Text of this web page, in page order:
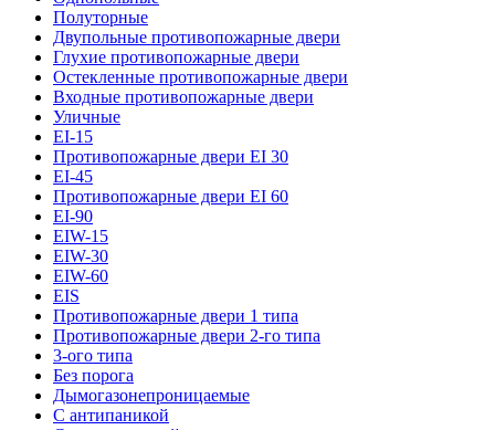
Полуторные
Двупольные противопожарные двери
Глухие противопожарные двери
Остекленные противопожарные двери
Входные противопожарные двери
Уличные
EI-15
Противопожарные двери EI 30
EI-45
Противопожарные двери EI 60
EI-90
EIW-15
EIW-30
EIW-60
EIS
Противопожарные двери 1 типа
Противопожарные двери 2-го типа
3-ого типа
Без порога
Дымогазонепроницаемые
С антипаникой